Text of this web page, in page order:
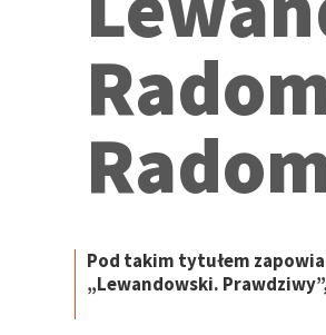
Pod takim tytułem
„Lewandowski.